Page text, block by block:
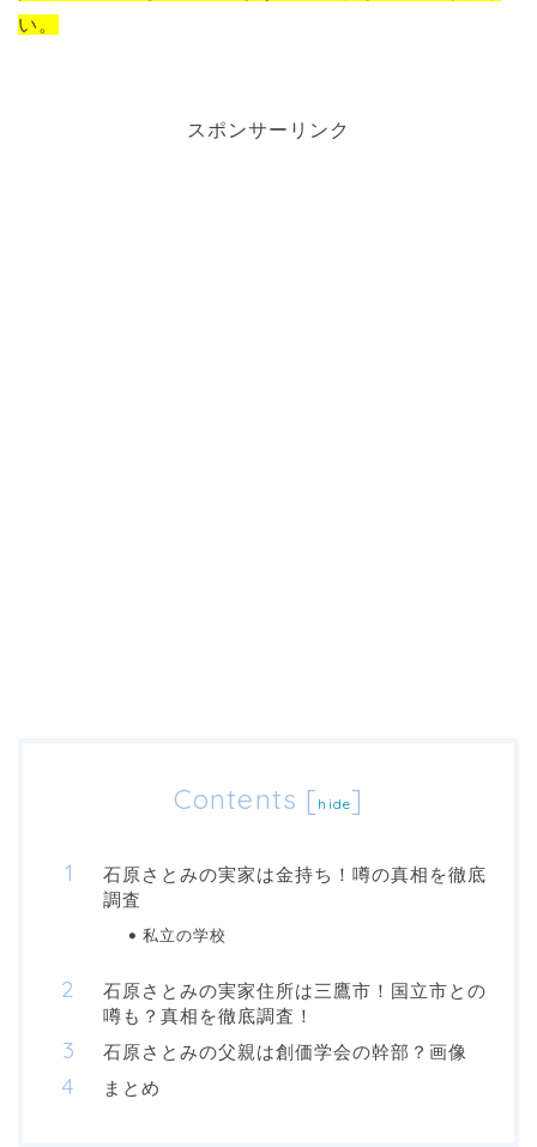
い。
スポンサーリンク
Contents [ hide]
石原さとみの実家は金持ち！噂の真相を徹底
調査
私立の学校
石原さとみの実家住所は三鷹市！国立市との
噂も？真相を徹底調査！
石原さとみの父親は創価学会の幹部？画像
まとめ